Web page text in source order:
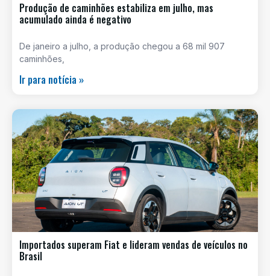
Produção de caminhões estabiliza em julho, mas
acumulado ainda é negativo
De janeiro a julho, a produção chegou a 68 mil 907
caminhões,
Ir para notícia »
Importados superam Fiat e lideram vendas de veículos no
Brasil